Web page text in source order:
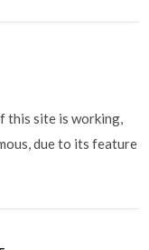
this site is working,
due to its feature